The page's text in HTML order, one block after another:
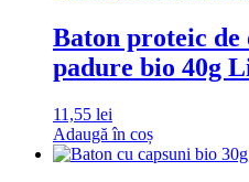
Baton proteic de
padure bio 40g
11,55 lei
Adaugă în coș